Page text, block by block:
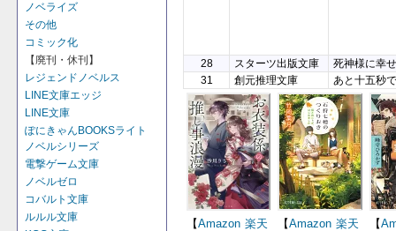
ノベライズ
その他
コミック化
【廃刊・休刊】
レジェンドノベルス
LINE文庫エッジ
LINE文庫
ぽにきゃんBOOKSライト
ノベルシリーズ
電撃ゲーム文庫
ノベルゼロ
コバルト文庫
ルルル文庫
28 スターツ出版文庫
死神様に幸
31
創元推理文庫 あと十五秒
【Amazon 楽天
【Amazon 楽天
【